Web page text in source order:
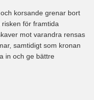
korsande grenar bort
för framtida
mot varandra rensas
samtidigt som kronan
in och ge bättre